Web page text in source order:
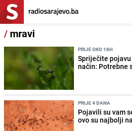
/ mravi
PRIJE OKO 18H
Spriječite
način: Potrebne
PRIJE 4 DANA
Pojavili su vam
ovo su najbolji